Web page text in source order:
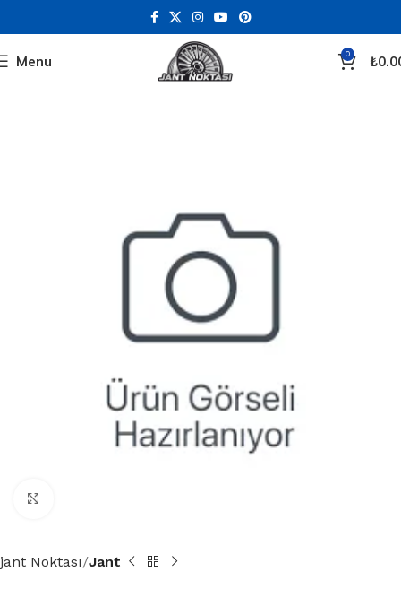
Menu 0 ₺
jant Noktası Jant